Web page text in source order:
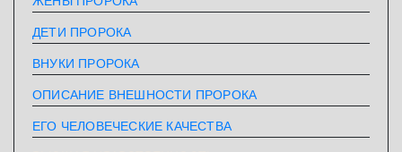
ДЕТИ ПРОРОКА
ВНУКИ ПРОРОКА
ОПИСАНИЕ ВНЕШНОСТИ ПРОРОКА
ЕГО ЧЕЛОВЕЧЕСКИЕ КАЧЕСТВА